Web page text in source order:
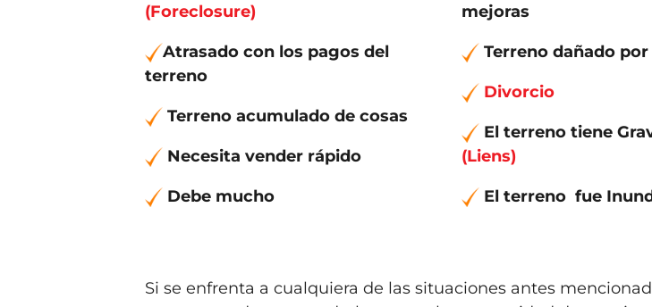
(Foreclosure)
Atrasado con los pagos del
terreno
Terreno acumulado de cosas
Necesita vender rápido
Debe mucho
mejoras
Terreno dañado por
Divorcio
El terreno tiene
(Liens)
El terreno fue
Si se enfrenta a cualquiera de las situaciones antes